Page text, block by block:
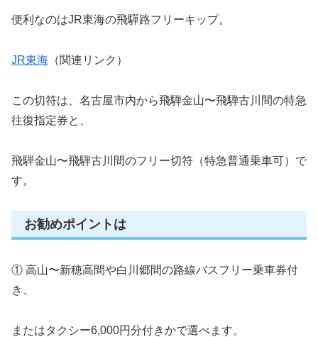
便利なのはJR東海の飛驒路フリーキップ。
JR東海 （関連リンク）
この切符は、名古屋市内から飛騨金山〜飛騨古川間の特急
往復指定券と、
飛騨金山〜飛騨古川間のフリー切符（特急普通乗車可）で
す。
お勧めポイントは
① 高山〜新穂高間や白川郷間の路線バスフリー乗車券付
き、
またはタクシー6,000円分付きかで選べます。